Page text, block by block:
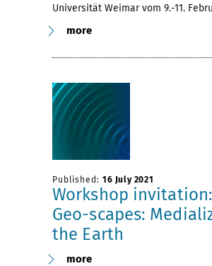
Universität Weimar vom 9.-11.
more
Published: 16 July 2021
Workshop invitation:
Geo-scapes:
the Earth
more